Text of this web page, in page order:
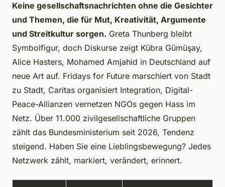
Keine gesellschaftsnachrichten ohne die Gesichter
und Themen, die für Mut, Kreativität, Argumente
und Streitkultur sorgen. Greta Thunberg bleibt
Symbolfigur, doch Diskurse zeigt Kübra Gümüşay,
Alice Hasters, Mohamed Amjahid in Deutschland auf
neue Art auf. Fridays for Future marschiert von Stadt
zu Stadt, Caritas organisiert Integration, Digital-
Peace-Allianzen vernetzen NGOs gegen Hass im
Netz. Über 11.000 zivilgesellschaftliche Gruppen
zählt das Bundesministerium seit 2026, Tendenz
steigend. Haben Sie eine Lieblingsbewegung? Jedes
Netzwerk zählt, markiert, verändert, erinnert.